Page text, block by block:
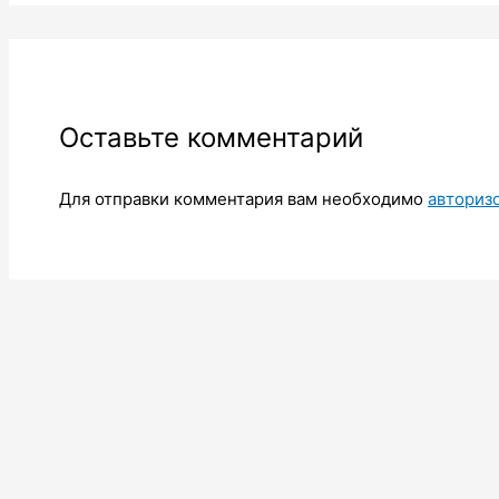
Оставьте комментарий
Для отправки комментария вам необходимо